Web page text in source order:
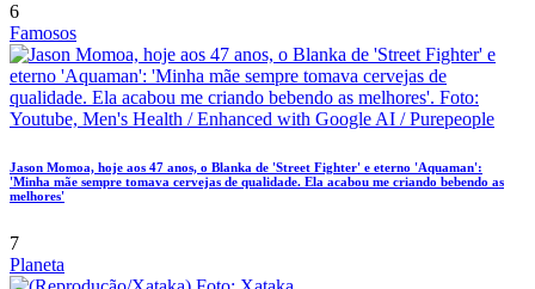
6
Famosos
Jason Momoa, hoje aos 47 anos, o Blanka de 'Street Fighter' e eterno 'Aquaman':
'Minha mãe sempre tomava cervejas de qualidade. Ela acabou me criando bebendo as
melhores'
7
Planeta